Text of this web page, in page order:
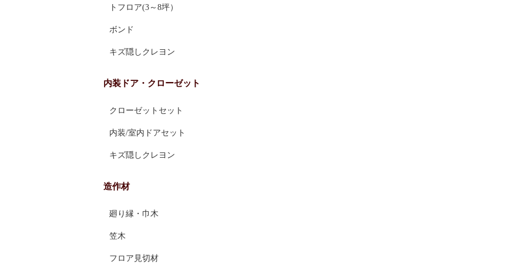
トフロア(3～8坪）
ボンド
キズ隠しクレヨン
内装ドア・クローゼット
クローゼットセット
内装/室内ドアセット
キズ隠しクレヨン
造作材
廻り縁・巾木
笠木
フロア見切材